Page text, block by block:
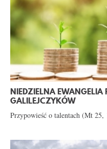
NIEDZIELNA
GALILEJCZYKÓW
Przypowieść o talentach (Mt 25,